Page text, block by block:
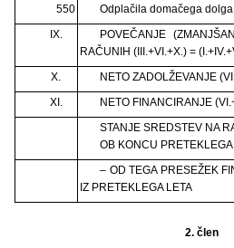
550
Odplačila domačega dolga
IX.
POVEČANJE
RAČUNIH (III.+VI.+X.) =
X.
NETO ZADOLŽEVANJE
XI.
NETO FINANCIRANJE
STANJE SREDSTEV NA
OB KONCU PRETEKLEGA
– OD TEGA PRESEŽEK
IZ PRETEKLEGA LETA
2. člen